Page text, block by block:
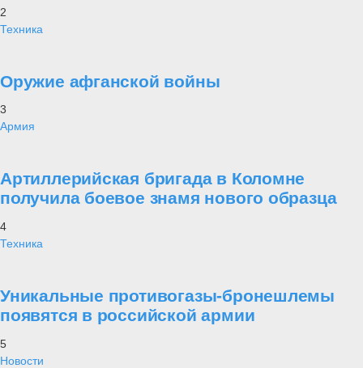
2
Техника
Оружие афганской войны
3
Армия
Артиллерийская бригада в Коломне
получила боевое знамя нового образца
4
Техника
Уникальные противогазы-бронешлемы
появятся в российской армии
5
Новости